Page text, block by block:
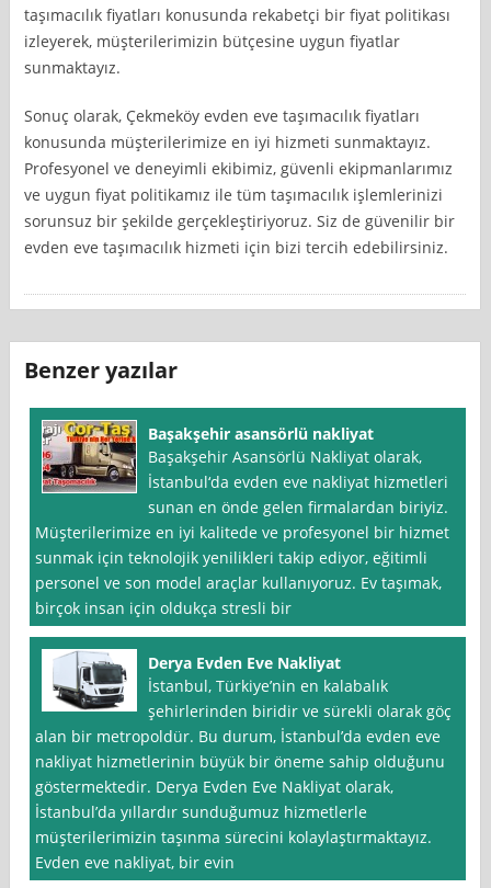
taşımacılık fiyatları konusunda rekabetçi bir fiyat politikası
izleyerek, müşterilerimizin bütçesine uygun fiyatlar
sunmaktayız.
Sonuç olarak, Çekmeköy evden eve taşımacılık fiyatları
konusunda müşterilerimize en iyi hizmeti sunmaktayız.
Profesyonel ve deneyimli ekibimiz, güvenli ekipmanlarımız
ve uygun fiyat politikamız ile tüm taşımacılık işlemlerinizi
sorunsuz bir şekilde gerçekleştiriyoruz. Siz de güvenilir bir
evden eve taşımacılık hizmeti için bizi tercih edebilirsiniz.
Benzer yazılar
Başakşehir asansörlü nakliyat
Başakşehir Asansörlü Nakliyat olarak,
İstanbul‘da evden eve nakliyat hizmetleri
sunan en önde gelen firmalardan biriyiz.
Müşterilerimize en iyi kalitede ve profesyonel bir hizmet
sunmak için teknolojik yenilikleri takip ediyor, eğitimli
personel ve son model araçlar kullanıyoruz. Ev taşımak,
birçok insan için oldukça stresli bir
Derya Evden Eve Nakliyat
İstanbul, Türkiye’nin en kalabalık
şehirlerinden biridir ve sürekli olarak göç
alan bir metropoldür. Bu durum, İstanbul’da evden eve
nakliyat hizmetlerinin büyük bir öneme sahip olduğunu
göstermektedir. Derya Evden Eve Nakliyat olarak,
İstanbul’da yıllardır sunduğumuz hizmetlerle
müşterilerimizin taşınma sürecini kolaylaştırmaktayız.
Evden eve nakliyat, bir evin